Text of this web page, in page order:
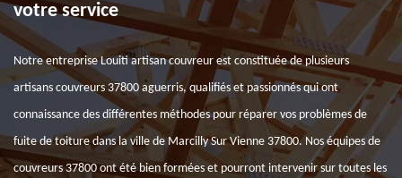
votre service
Notre entreprise Louiti artisan couvreur est constituée de plusieurs
artisans couvreurs 37800 aguerris, qualifiés et passionnés qui ont
connaissance des différentes méthodes pour réparer vos problèmes de
fuite de toiture dans la ville de Marcilly Sur Vienne 37800. Nos équipes de
couvreurs 37800 ont été bien formées et pourront intervenir sur toutes les